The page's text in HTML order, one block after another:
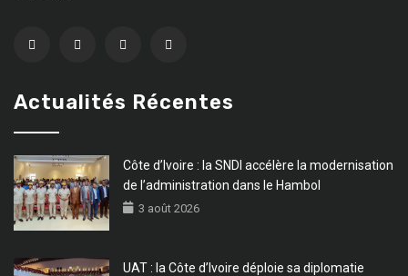
Actualités Récentes
Côte d’Ivoire : la SNDI accélère la modernisation
de l’administration dans le Hambol
3 août 2026
UAT : la Côte d’Ivoire déploie sa diplomatie